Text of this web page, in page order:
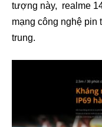
tượng này, realme
mạng công nghệ pin
trung.